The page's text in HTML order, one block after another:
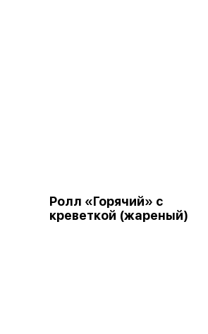
Ролл «Горячий» с
креветкой (жареный)